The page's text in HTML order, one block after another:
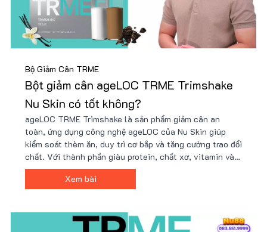
Bộ Giảm Cân TRME
Bột giảm cân ageLOC TRME Trimshake
Nu Skin có tốt không?
ageLOC TRME Trimshake là sản phẩm giảm cân an
toàn, ứng dụng công nghệ ageLOC của Nu Skin giúp
kiểm soát thèm ăn, duy trì cơ bắp và tăng cường trao đổi
chất. Với thành phần giàu protein, chất xơ, vitamin và
khoáng chất, Trimshake hỗ trợ cải thiện vóc dáng hiệu
quả. Mua ngay tại Nu88 để có giá ưu đãi!
Xem bài